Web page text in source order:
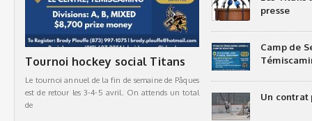
Tournoi hockey social Titans
Le tournoi annuel de la fin de semaine de Pâques
est de retour les 3-4-5 avril. On attends un total
de
presse
Camp de
Un contrat